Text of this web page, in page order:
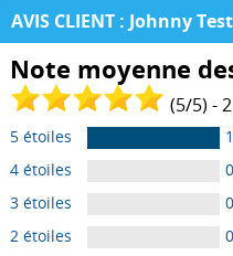
AVIS CLIENT : Johnny
Note moyenne
(5/5) -2
5 étoiles
4 étoiles
3 étoiles
2 étoiles